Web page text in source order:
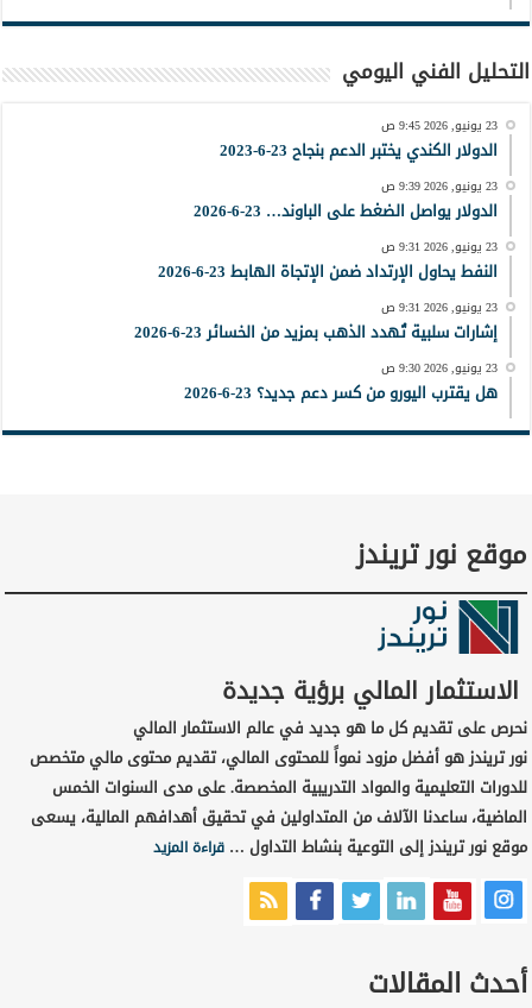
التحليل الفني اليومي
23 يونيو, 2026 9:45 ص
الدولار الكندي يختبر الدعم بنجاح 23-6-2023
23 يونيو, 2026 9:39 ص
الدولار يواصل الضغط على الباوند… 23-6-2026
23 يونيو, 2026 9:31 ص
النفط يحاول الإرتداد ضمن الإتجاة الهابط 23-6-2026
23 يونيو, 2026 9:31 ص
إشارات سلبية تُهدد الذهب بمزيد من الخسائر 23-6-2026
23 يونيو, 2026 9:30 ص
هل يقترب اليورو من كسر دعم جديد؟ 23-6-2026
موقع نور تريندز
الاستثمار المالي برؤية جديدة
نحرص على تقديم كل ما هو جديد في عالم الاستثمار المالي
نور تريندز هو أفضل مزود نمواً للمحتوى المالي، تقديم محتوى مالي متخصص
للدورات التعليمية والمواد التدريبية المخصصة. على مدى السنوات الخمس
الماضية، ساعدنا الآلاف من المتداولين في تحقيق أهدافهم المالية، يسعى
موقع نور تريندز إلى التوعية بنشاط التداول …قراءة المزيد
أحدث المقالات